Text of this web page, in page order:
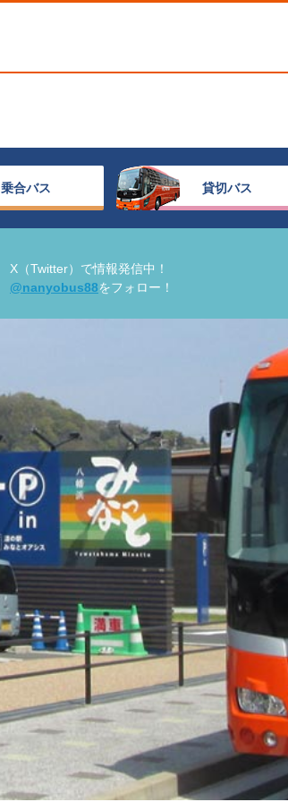
乗合バス 貸切バス
X（Twitter）で情報発信中！
@nanyobus88をフォロー！